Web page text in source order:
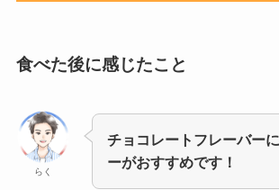
食べた後に感じたこと
らく
チョコレートフレーバー
ーがおすすめです！